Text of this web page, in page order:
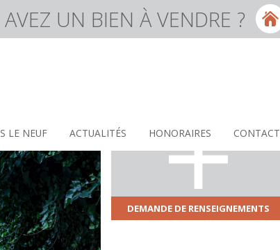
UN BIEN À VENDRE ?
LE NEUF ACTUALITÉS HONORAIRES CONTACT
DEMANDE DE RENSEIGNEMENTS